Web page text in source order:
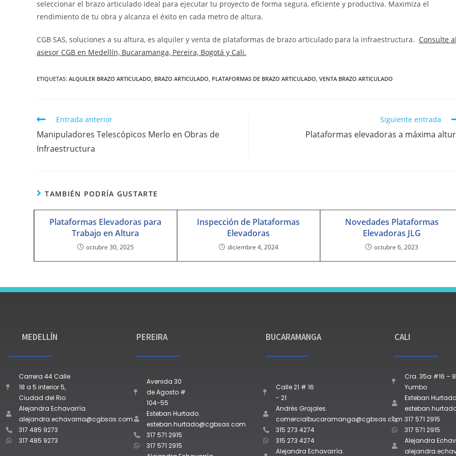
seleccionar el brazo articulado ideal para ejecutar tu proyecto de forma segura, eficiente y productiva. Maximiza el
rendimiento de tu obra y alcanza el éxito en cada metro de altura.
CGB SAS, soluciones a su altura, es alquiler y venta de plataformas de brazo articulado para la infraestructura. Consulte
asesor CGB en Medellín, Bucaramanga, Pereira, Bogotá y Cali.
ETIQUETAS: ALQUILER BRAZO ARTICULADO, BRAZO ARTICULADO, PLATAFORMAS DE BRAZO ARTICULADO, VENTA BRAZO ARTICULADO
Entrada anterior
Manipuladores Telescópicos Merlo en Obras de
Infraestructura
Siguiente entrada
Plataformas elevadoras a máxima
TAMBIÉN PODRÍA GUSTARTE
Plataformas Elevadoras para
Trabajo en Altura
octubre 30, 2025
Inspección de Plataformas
Elevadoras
diciembre 4, 2024
Novedades Plataformas
Elevadoras JLG
octubre 6, 2023
MEDELLÍN
Carrera 44 Calle
18 a 5 interior 5,
Ciudad del Rio
Alejandra Echavarría.
alejandra.echavarria@cgbsas.com
317 485 9273
317 485 9273
PEREIRA
Avenida 30
de Agosto #
104-55
Esteban Hurtado.
esteban.hurtado@cgbsas.com
317 571 2915
317 571 2915
BUCARAMANGA
Calle 21 # 16
- 21
Andrés Grajales.
comercialbucaramanga@cgbsas.com
315 273 4274
315 273 4274
Alejandra Echavarría.
CALI
Cra. 35a #16 –
Yumbo
Esteban
317 571 2915
317 571 2915
Alejandra